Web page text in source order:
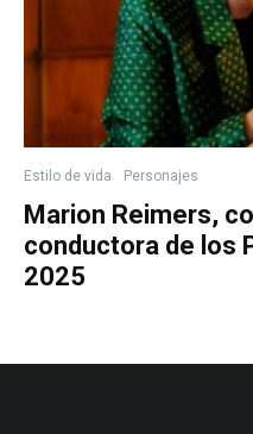
Estilo de vida Personajes
Marion Reimers,
conductora de los
2025